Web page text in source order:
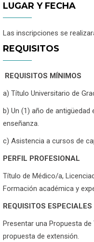
LUGAR Y FECHA
Las inscripciones se
REQUISITOS
REQUISITOS MÍNIMOS
a) Título Universitario de
b) Un (1) año de
enseñanza.
c) Asistencia a cursos de
PERFIL PROFESIONAL
Título de Médico/a,
Formación académica y
REQUISITOS ESPECIALES
Presentar una Propuesta
propuesta de extensión.